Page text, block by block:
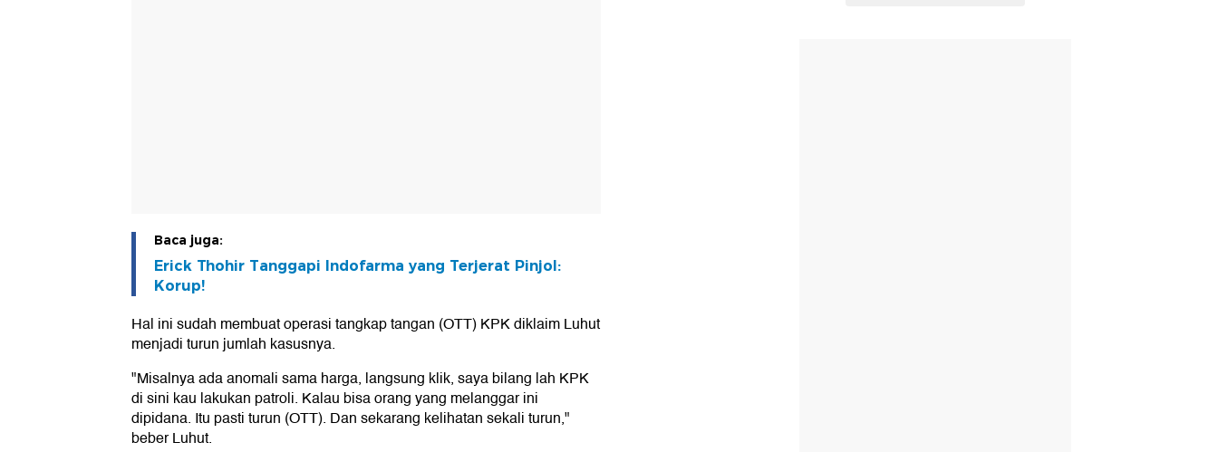
Baca juga:
Erick Thohir Tanggapi Indofarma yang Terjerat Pinjol:
Korup!
Hal ini sudah membuat operasi tangkap tangan (OTT) KPK diklaim Luhut
menjadi turun jumlah kasusnya.
"Misalnya ada anomali sama harga, langsung klik, saya bilang lah KPK
di sini kau lakukan patroli. Kalau bisa orang yang melanggar ini
dipidana. Itu pasti turun (OTT). Dan sekarang kelihatan sekali turun,"
beber Luhut.